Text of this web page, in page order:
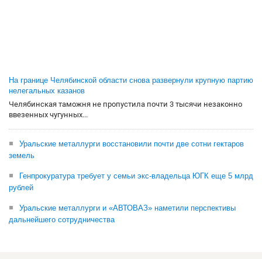
На границе Челябинской области снова развернули крупную партию
нелегальных казанов
Челябинская таможня не пропустила почти 3 тысячи незаконно
ввезенных чугунных...
Уральские металлурги восстановили почти две сотни гектаров
земель
Генпрокуратура требует у семьи экс-владельца ЮГК еще 5 млрд
рублей
Уральские металлурги и «АВТОВАЗ» наметили перспективы
дальнейшего сотрудничества